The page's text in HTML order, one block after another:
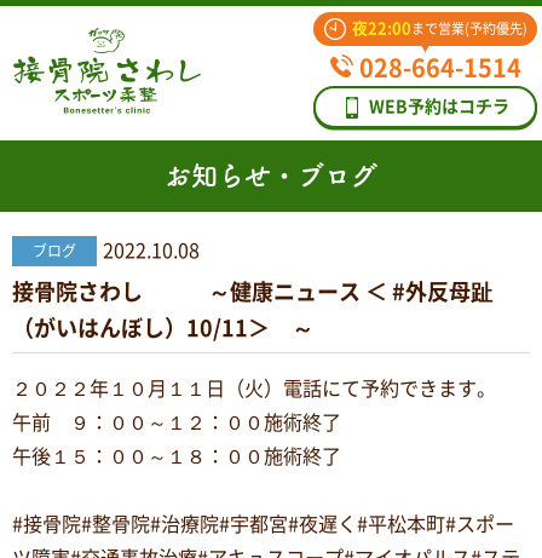
夜22:00 まで営業(予約優先)
028-664-1514
WEB予約はコチラ
お知らせ・ブログ
ブログ 2022.10.08
接骨院さわし ～健康ニュース ＜ #外反母趾
（がいはんぼし）10/11＞ ～
２０２２年１０月１１日（火）電話にて予約できます。
午前 ９：００～１２：００施術終了
午後１５：００～１８：００施術終了
#接骨院#整骨院#治療院#宇都宮#夜遅く#平松本町#スポー